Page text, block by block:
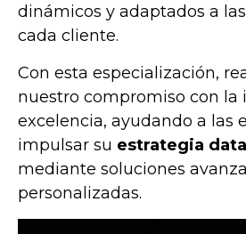
dinámicos y adaptados a
cada cliente.
Con esta especialización,
nuestro compromiso con la
excelencia, ayudando a las
impulsar su estrategia
mediante soluciones
personalizadas.